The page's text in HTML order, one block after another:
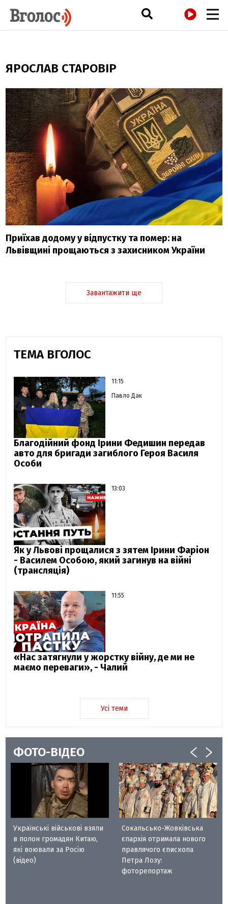
ЯРОСЛАВ СТАРОВІР
Приїхав додому у відпустку та помер: на
Львівщині прощаються з захисником України
Завантажити ще
ТЕМА ВГОЛОС
11:15
Павло Дак
Благодійний фонд Ірини Федишин передав
авто для бригади загиблого Героя Василя
Особи
13:03
Як у Львові прощалися з зятем Ірини Фаріон
- Василем Особою, який загинув на війні
(трансляція)
11:55
«Нас затягнули у жорстку війну, де ми не
маємо переваги», - Чалий
Усі теми
ФОТО-ВІДЕО
Українські військові взяли
в полон громадян Китаю,
які воювали за Росію
(відео)
Сокальсько-Жовківська
єпархія отримала нового
правлячого єпископа
Петра Лозу:
фоторепортаж